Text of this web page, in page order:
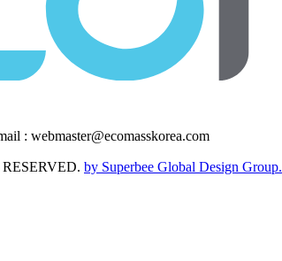
: webmaster@ecomasskorea.com
by Superbee Global Design Group.